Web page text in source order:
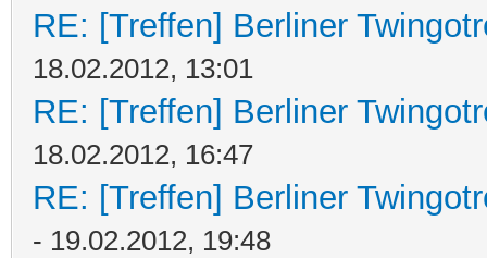
RE: [Treffen] Berliner
18.02.2012, 13:01
RE: [Treffen] Berliner
18.02.2012, 16:47
RE: [Treffen] Berliner
- 19.02.2012, 19:48